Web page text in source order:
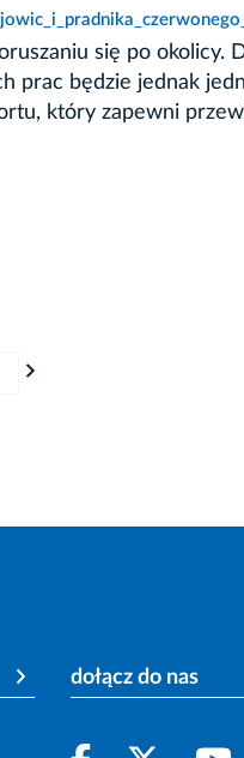
się po okolicy.
prac będzie jednak
który zapewni
dołącz do nas